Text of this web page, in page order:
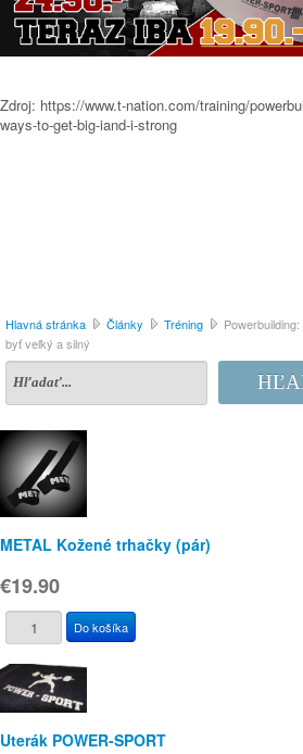
Zdroj: https://www.t-nation.com/training/
ways-to-get-big-iand-i-strong
Hlavná stránka Články Tréning
byť veľký a silný
METAL Kožené trhačky (pár)
€19.90
Uterák POWER-SPORT